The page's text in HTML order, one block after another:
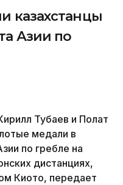
казахстанцы
Азии по
Тубаев и Полат
медали в
по гребле на
дистанциях,
Киото, передает